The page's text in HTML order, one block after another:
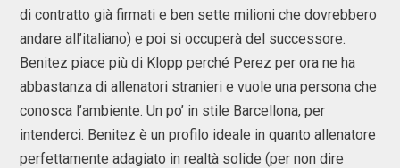
di contratto già firmati e ben sette milioni che dovrebbero
andare all’italiano) e poi si occuperà del successore.
Benitez piace più di Klopp perché Perez per ora ne ha
abbastanza di allenatori stranieri e vuole una persona che
conosca l’ambiente. Un po’ in stile Barcellona, per
intenderci. Benitez è un profilo ideale in quanto allenatore
perfettamente adagiato in realtà solide (per non dire